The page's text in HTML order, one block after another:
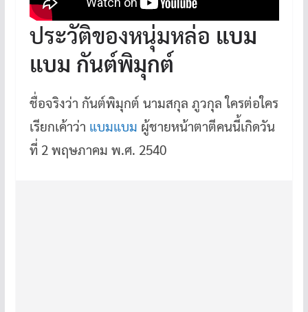
ประวัติของหนุ่มหล่อ แบม
แบม กันต์พิมุกต์
ชื่อจริงว่า กันต์พิมุกต์ นามสกุล ภูวกุล ใครต่อใคร
เรียกเค้าว่า แบมแบม ผู้ชายหน้าตาตีคนนี้เกิดวัน
ที่ 2 พฤษภาคม พ.ศ. 2540